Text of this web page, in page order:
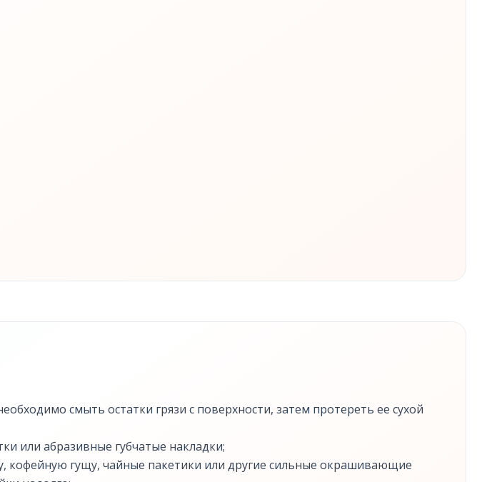
смыть остатки грязи с поверхности, затем протереть ее сухой
или абразивные губчатые накладки;
кофейную гущу, чайные пакетики или другие сильные окрашивающие